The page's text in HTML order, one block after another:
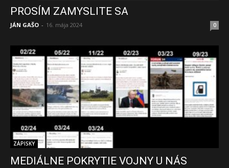
PROSÍM ZAMYSLITE SA
JÁN GAŠO - 16. mája 2024 0
ZÁPISKY
MEDIÁLNE POKRYTIE VOJNY U NÁS